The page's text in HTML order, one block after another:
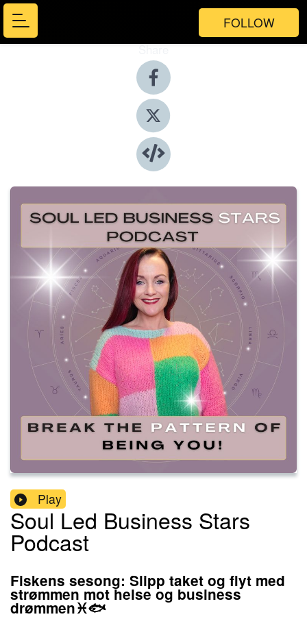
FOLLOW
Share
Play
Soul Led Business Stars
Podcast
Fiskens sesong: Slipp taket og flyt med
strømmen mot helse og business
drømmen♓🐟